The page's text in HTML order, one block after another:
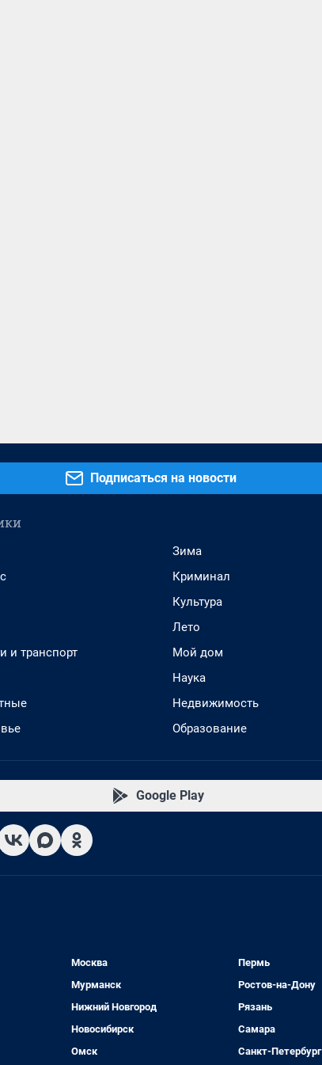
Подписаться на новости
и транспорт
Зима
Криминал
Культура
Лето
Мой дом
Наука
Недвижимость
Образование
Google Play
Москва
Мурманск
Нижний Новгород
Новосибирск
Омск
Пермь
Ростов-на-Дону
Рязань
Самара
Санкт-Петербург